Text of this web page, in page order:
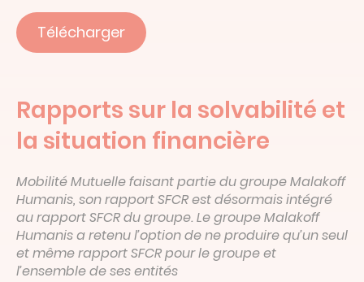
Télécharger
Rapports sur la solvabilité et
la situation financière
Mobilité Mutuelle faisant partie du groupe Malakoff
Humanis, son rapport SFCR est désormais intégré
au rapport SFCR du groupe. Le groupe Malakoff
Humanis a retenu l’option de ne produire qu’un seul
et même rapport SFCR pour le groupe et
l’ensemble de ses entités